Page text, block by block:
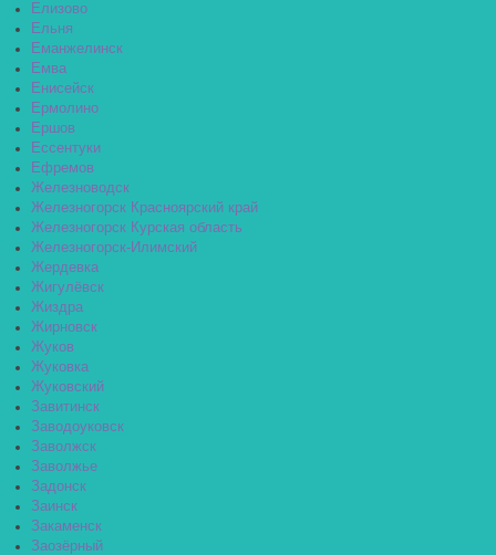
Елизово
Ельня
Еманжелинск
Емва
Енисейск
Ермолино
Ершов
Ессентуки
Ефремов
Железноводск
Железногорск Красноярский край
Железногорск Курская область
Железногорск-Илимский
Жердевка
Жигулёвск
Жиздра
Жирновск
Жуков
Жуковка
Жуковский
Завитинск
Заводоуковск
Заволжск
Заволжье
Задонск
Заинск
Закаменск
Заозёрный